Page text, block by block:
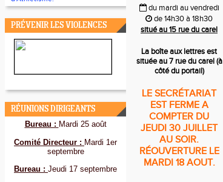
PRÉVENIR LES VIOLENCES
RÉUNIONS DIRIGEANTS
Bureau : Mardi 25 août
Comité Directeur : Mardi 1er
septembre
Bureau : Jeudi 17 septembre
du mardi au vendredi
de 14h30 à 18h30
situé au 15 rue du carel
La boîte aux lettres est
située au 7 rue du carel (à
côté du portail)
LE SECRÉTARIAT
EST FERME A
COMPTER DU
JEUDI 30 JUILLET
AU SOIR.
RÉOUVERTURE LE
MARDI 18 AOUT.